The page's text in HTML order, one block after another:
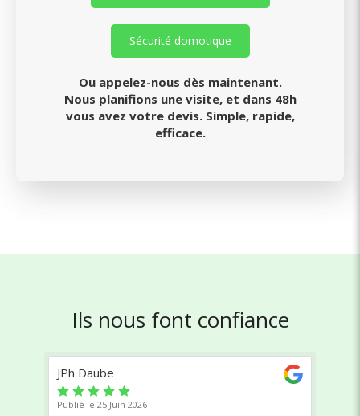
Sécurité domotique
Ou appelez-nous dès maintenant.
Nous planifions une visite, et dans 48h
vous avez votre devis. Simple, rapide,
efficace.
Ils nous font confiance